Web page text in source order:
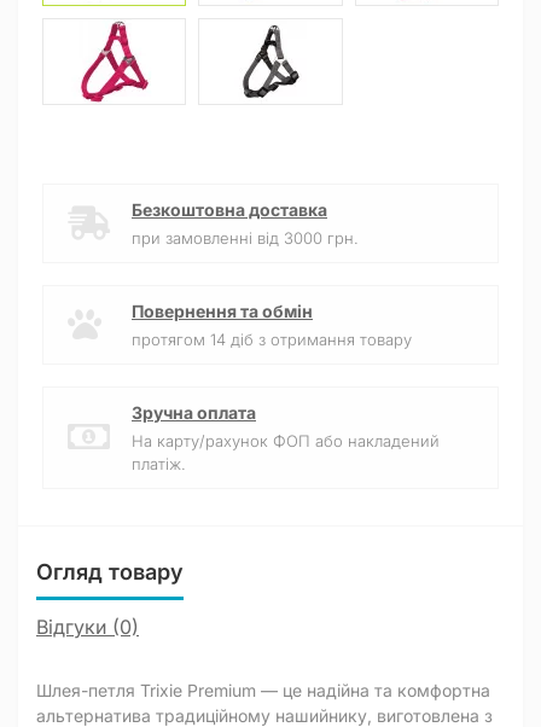
Безкоштовна доставка
при замовленні від 3000 грн.
Повернення та обмін
протягом 14 діб з отримання товару
Зручна оплата
На карту/рахунок ФОП або накладений
платіж.
Огляд товару
Відгуки (0)
Шлея-петля Trixie Premium — це надійна та комфортна
альтернатива традиційному нашийнику, виготовлена з